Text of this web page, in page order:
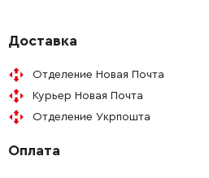
Доставка
Отделение Новая Почта
Курьер Новая Почта
Отделение Укрпошта
Оплата